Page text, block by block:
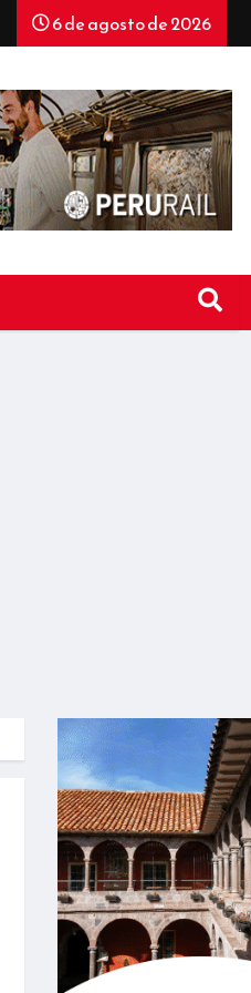
6 de agosto de 2026